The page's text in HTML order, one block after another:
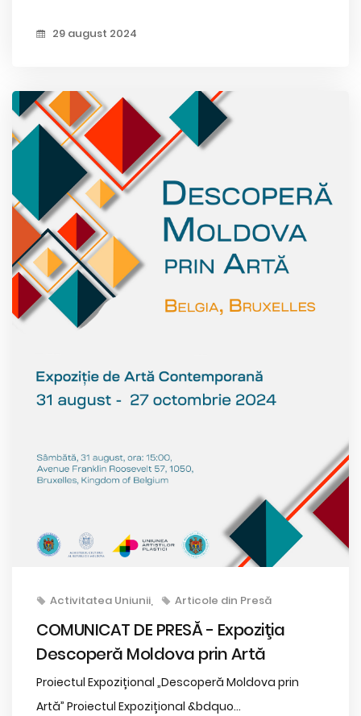
29 august 2024
Activitatea Uniunii Articole din Presă
COMUNICAT DE PRESĂ - Expoziţia
Descoperă Moldova prin Artă
Proiectul Expozițional „Descoperă Moldova prin
Artă” Proiectul Expozițional &bdquo...